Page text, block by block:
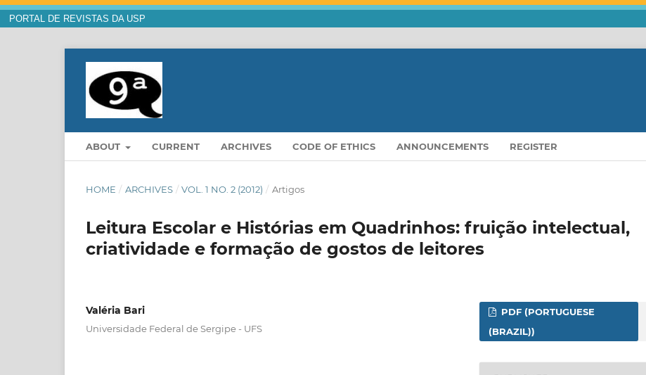
PORTAL DE REVISTAS DA USP
ABOUT CURRENT ARCHIVES CODE OF ETHICS ANNOUNCEMENTS REGISTER
HOME / ARCHIVES / VOL. 1 NO. 2 (2012) / Artigos
Leitura Escolar e Histórias em Quadrinhos: fruição intelectual,
criatividade e formação de gostos de leitores
Valéria Bari
Universidade Federal de Sergipe - UFS
PDF (PORTUGUESE
(BRAZIL))